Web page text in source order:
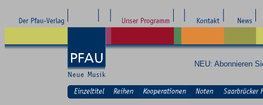
NEU: Abonnieren